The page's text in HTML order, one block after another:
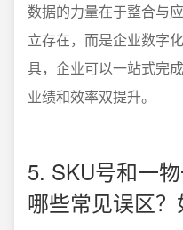
数据的力量在于整合与
立存在，而是企业数字
具，企业可以一站式完
业绩和效率双提升。
5. SKU号和一
哪些常见误区？